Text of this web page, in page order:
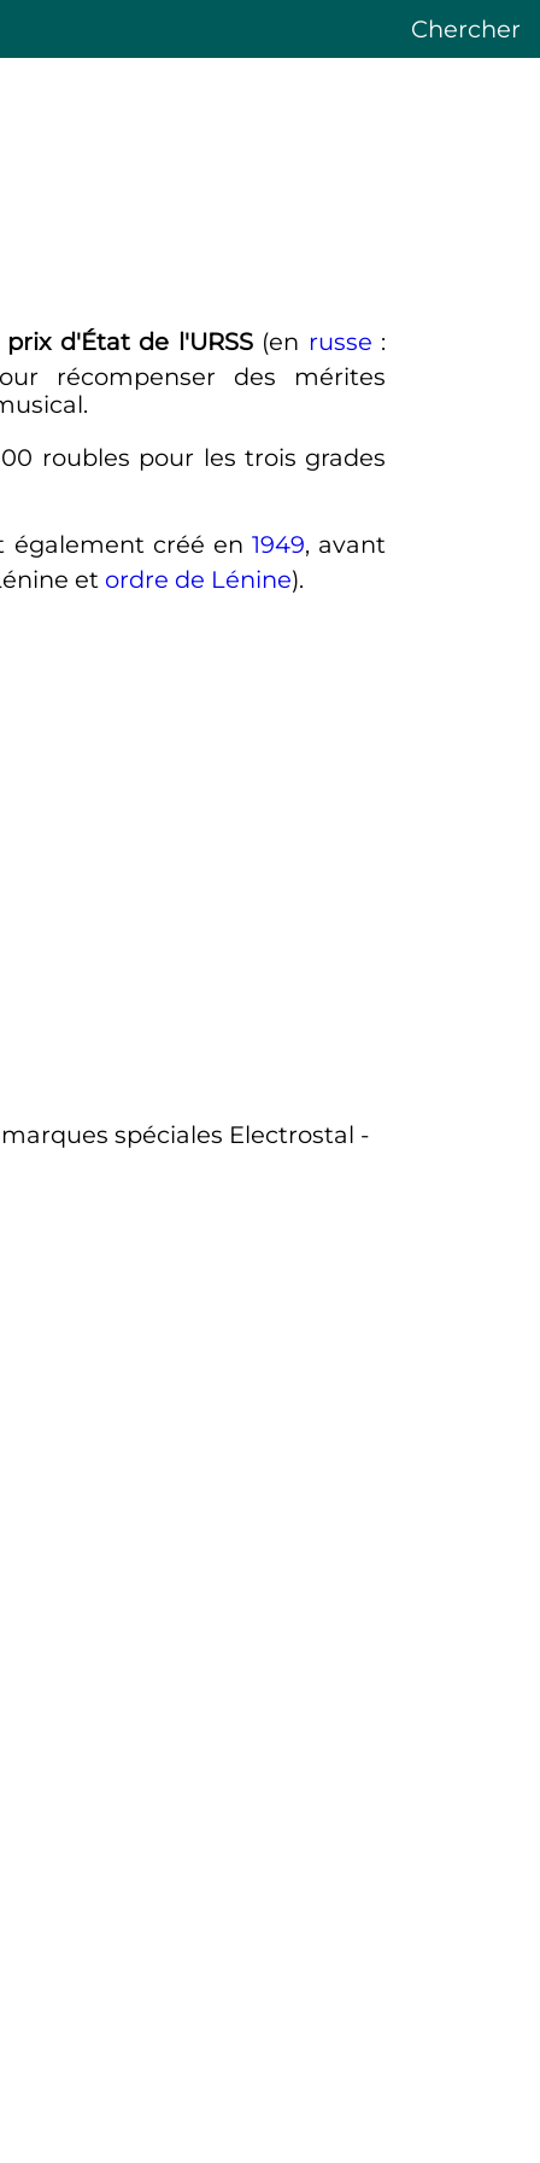
Chercher
prix d'État de l'URSS(en russe :
récompenser des mérites
roubles pour les trois grades
également créé en1949, avant
et ordre de Lénine).
spéciales Electrostal -